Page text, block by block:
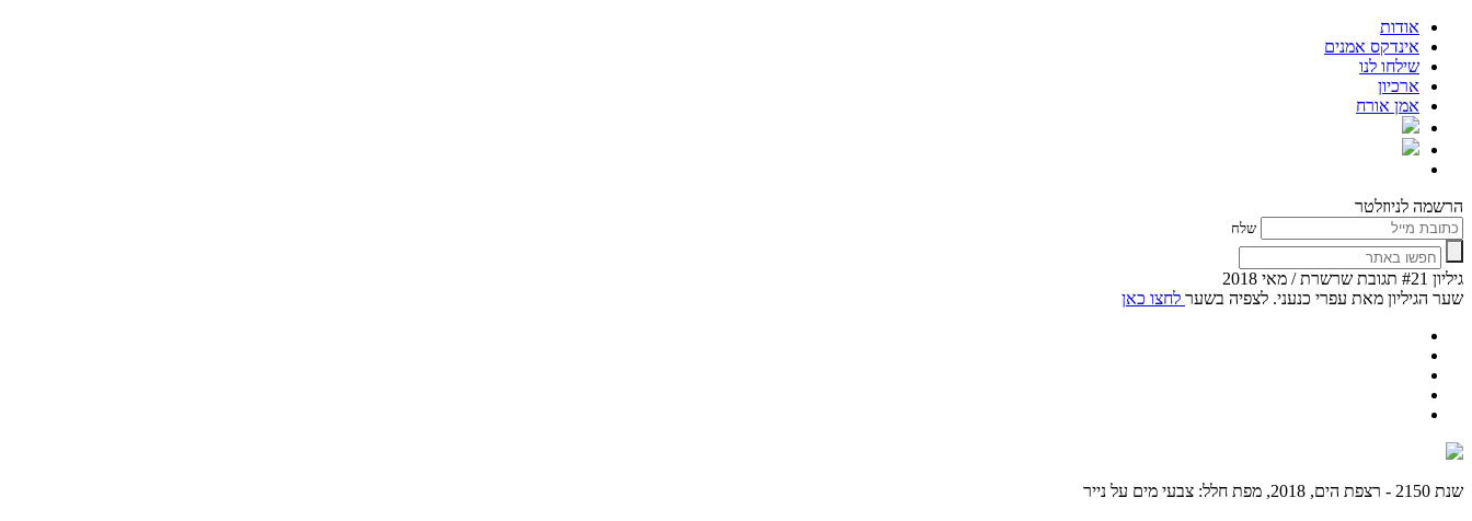
אודות
אינדקס אמנים
שילחו לנו
ארכיון
אמן אורח
הרשמה לניוזלטר
שלח
גיליון #21 תגובת שרשרת / מאי 2018
שער הגיליון מאת עפרי כנעני. לצפיה בשער לחצו כאן
שנת 2150 - רצפת הים, 2018, מפת חלל: צבעי מים על נייר